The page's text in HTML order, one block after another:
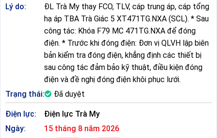
Lý do:
ĐL Trà My thay FCO, TLV, cáp trung áp, cáp tổng
hạ áp TBA Trà Giác 5 XT471TG.NXA (SCL). * Sau
công tác: Khóa F79 MC 471TG.NXA để đóng
điện. * Trước khi đóng điện: Đơn vị QLVH lập biên
bản kiểm tra đóng điện, khẳng định các thiết bị
sau công tác đảm bảo kỹ thuật, điều kiện đóng
điện và đề nghị đóng điện khôi phục lưới.
Trạng thái:
Đã duyệt
Điện lực:
Điện lực Trà My
Ngày:
15 tháng 8 năm 2026